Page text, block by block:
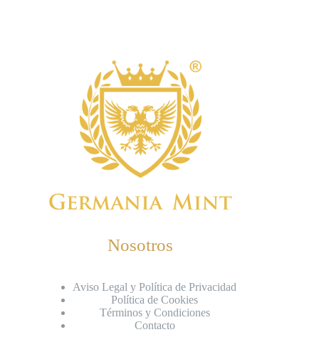
Nosotros
Aviso Legal y Política de Privacidad
Política de Cookies
Términos y Condiciones
Contacto